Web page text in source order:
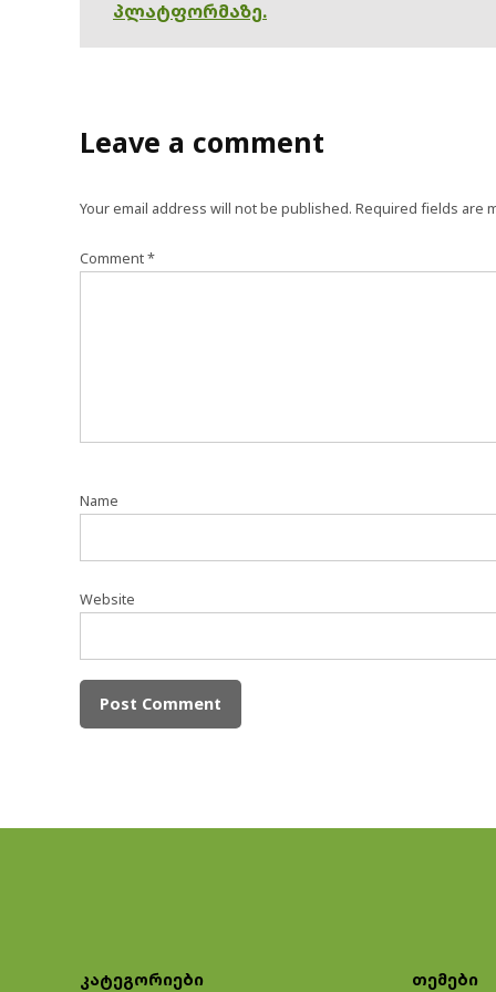
პლატფორმაზე.
Leave a comment
Your email address will not be published. Required fields are
Comment*
Name
Website
კატეგორიები თემები